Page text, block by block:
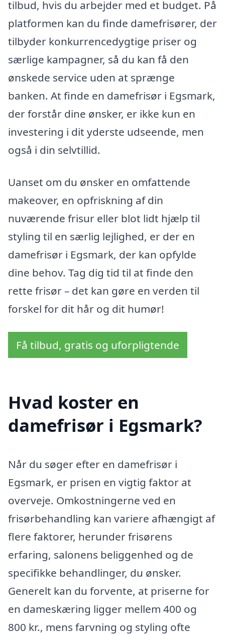
tilbud, hvis du arbejder med et budget. På
platformen kan du finde damefrisører, der
tilbyder konkurrencedygtige priser og
særlige kampagner, så du kan få den
ønskede service uden at sprænge
banken. At finde en damefrisør i Egsmark,
der forstår dine ønsker, er ikke kun en
investering i dit yderste udseende, men
også i din selvtillid.
Uanset om du ønsker en omfattende
makeover, en opfriskning af din
nuværende frisur eller blot lidt hjælp til
styling til en særlig lejlighed, er der en
damefrisør i Egsmark, der kan opfylde
dine behov. Tag dig tid til at finde den
rette frisør – det kan gøre en verden til
forskel for dit hår og dit humør!
Få tilbud, gratis og uforpligtende
Hvad koster en
damefrisør i Egsmark?
Når du søger efter en damefrisør i
Egsmark, er prisen en vigtig faktor at
overveje. Omkostningerne ved en
frisørbehandling kan variere afhængigt af
flere faktorer, herunder frisørens
erfaring, salonens beliggenhed og de
specifikke behandlinger, du ønsker.
Generelt kan du forvente, at priserne for
en dameskæring ligger mellem 400 og
800 kr., mens farvning og styling ofte